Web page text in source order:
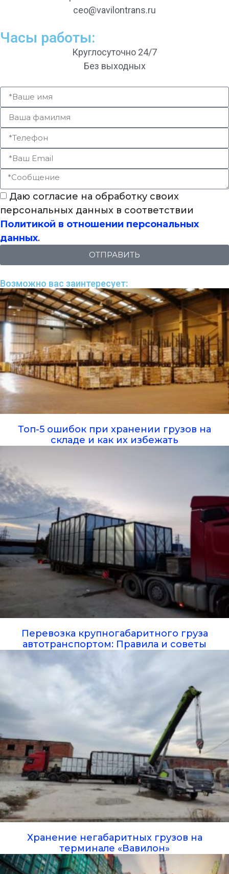
ceo@vavilontrans.ru
Часы работы:
Круглосуточно 24/7
Без выходных
Даю согласие на обработку своих
персональных данных в соответствии
Политикой в отношении персональных
данных.
ОТПРАВИТЬ
Возможно вас заинтересует:
Топ-5 ошибок при хранении грузов на
складе и как их избежать
Перевозка крупногабаритного груза
автотранспортом: Правила и советы
Хранение негабаритных грузов на
терминале «Вавилон»